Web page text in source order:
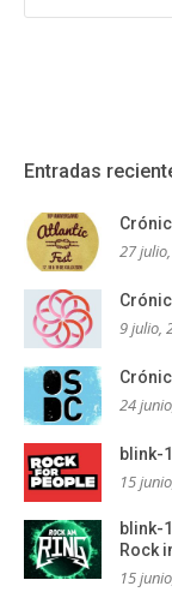
Entradas
27
9 julio,
24
blink-
15
blink-
Rock
15